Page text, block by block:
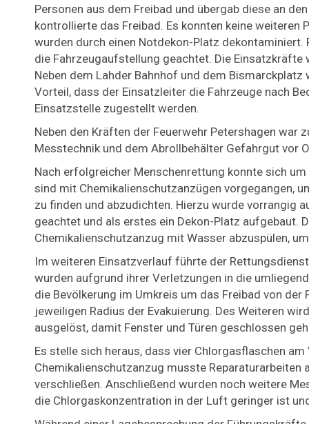
Personen aus dem Freibad und übergab diese an
kontrollierte das Freibad. Es konnten keine
wurden durch einen Notdekon-Platz
die Fahrzeugaufstellung geachtet. Die
Neben dem Lahder Bahnhof und dem
Vorteil, dass der Einsatzleiter die Fahrzeuge nach
Einsatzstelle zugestellt werden.
Neben den Kräften der Feuerwehr Petershagen war
Messtechnik und dem Abrollbehälter Gefahrgut vor
Nach erfolgreicher Menschenrettung konnte sich
sind mit Chemikalienschutzanzügen vorgegangen,
zu finden und abzudichten. Hierzu wurde vorrangig
geachtet und als erstes ein Dekon-Platz aufgebaut.
Chemikalienschutzanzug mit Wasser abzuspülen,
Im weiteren Einsatzverlauf führte der
wurden aufgrund ihrer Verletzungen in die
die Bevölkerung im Umkreis um das Freibad von
jeweiligen Radius der Evakuierung. Des Weiteren
ausgelöst, damit Fenster und Türen geschlossen
Es stelle sich heraus, dass vier Chlorgasflaschen
Chemikalienschutzanzug musste
verschließen. Anschließend wurden noch weitere
die Chlorgaskonzentration in der Luft geringer ist